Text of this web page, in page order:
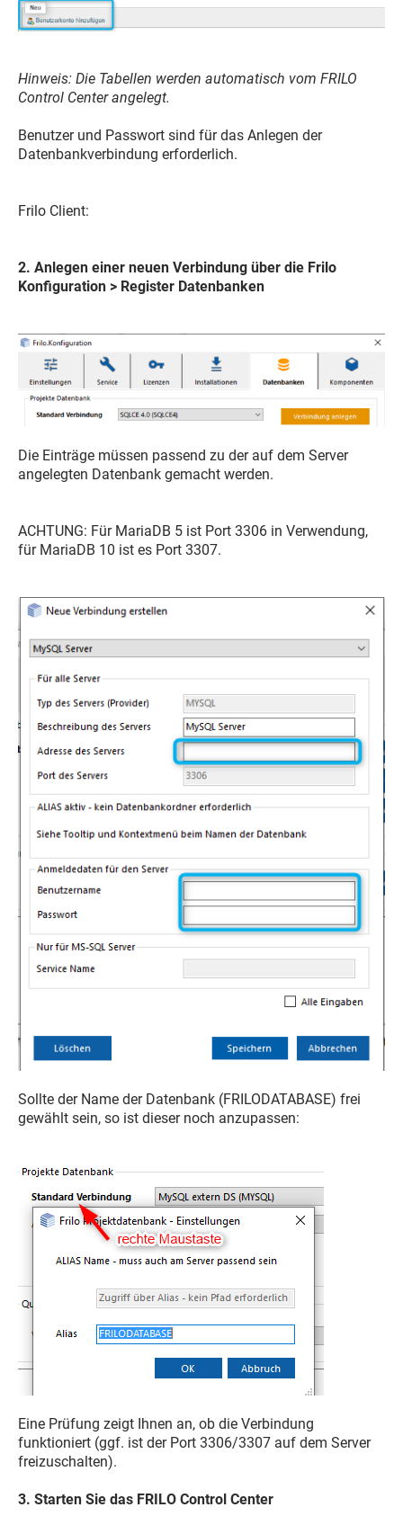
Hinweis: Die Tabellen werden automatisch vom FRILO
Control Center angelegt.
Benutzer und Passwort sind für das Anlegen der
Datenbankverbindung erforderlich.
Frilo Client:
2. Anlegen einer neuen Verbindung über die Frilo
Konfiguration > Register Datenbanken
Die Einträge müssen passend zu der auf dem Server
angelegten Datenbank gemacht werden.
ACHTUNG: Für MariaDB 5 ist Port 3306 in Verwendung,
für MariaDB 10 ist es Port 3307.
Sollte der Name der Datenbank (FRILODATABASE) frei
gewählt sein, so ist dieser noch anzupassen:
Eine Prüfung zeigt Ihnen an, ob die Verbindung
funktioniert (ggf. ist der Port 3306/3307 auf dem Server
freizuschalten).
3. Starten Sie das FRILO Control Center